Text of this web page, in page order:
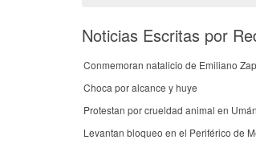
Noticias Escritas por
Conmemoran natalicio de Emiliano
Choca por alcance y huye
Protestan por crueldad animal en Umán
Levantan bloqueo en el Periférico de